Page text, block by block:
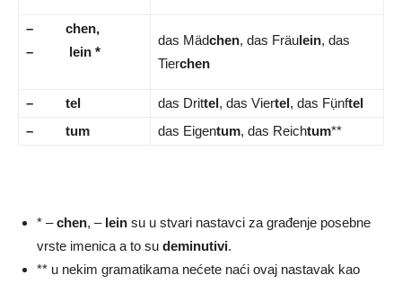
– chen,
–
lein *
das Mädchen, das Fräulein, das
Tierchen
– tel das Drittel, das Viertel, das Fụ̈nftel
– tum das Eigentum, das Reichtum**
* –chen, –lein su u stvari nastavci za građenje posebne
vrste imenica a to su deminutivi.
** u nekim gramatikama nećete naći ovaj nastavak kao